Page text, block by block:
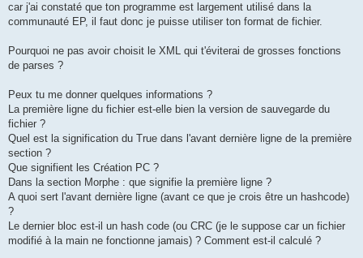
car j'ai constaté que ton programme est largement utilisé dans la
communauté EP, il faut donc je puisse utiliser ton format de fichier.
Pourquoi ne pas avoir choisit le XML qui t'éviterai de grosses fonctions
de parses ?
Peux tu me donner quelques informations ?
La première ligne du fichier est-elle bien la version de sauvegarde du
fichier ?
Quel est la signification du True dans l'avant dernière ligne de la première
section ?
Que signifient les Création PC ?
Dans la section Morphe : que signifie la première ligne ?
A quoi sert l'avant dernière ligne (avant ce que je crois être un hashcode)
?
Le dernier bloc est-il un hash code (ou CRC (je le suppose car un fichier
modifié à la main ne fonctionne jamais) ? Comment est-il calculé ?